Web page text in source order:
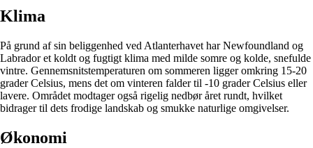
Klima
På grund af sin beliggenhed ved Atlanterhavet har Newfoundland og
Labrador et koldt og fugtigt klima med milde somre og kolde, snefulde
vintre. Gennemsnitstemperaturen om sommeren ligger omkring 15-20
grader Celsius, mens det om vinteren falder til -10 grader Celsius eller
lavere. Området modtager også rigelig nedbør året rundt, hvilket
bidrager til dets frodige landskab og smukke naturlige omgivelser.
Økonomi